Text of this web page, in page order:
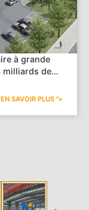
à grande
milliards de
| Volar
EN SAVOIR PLUS "»